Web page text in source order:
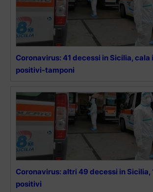
Coronavirus: 41 decessi in Sicilia, cala
positivi-tamponi
Coronavirus: altri 49 decessi in Sicilia,
positivi